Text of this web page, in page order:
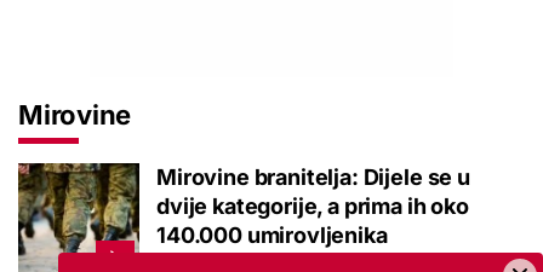
Mirovine
Mirovine branitelja: Dijele se u
dvije kategorije, a prima ih oko
140.000 umirovljenika